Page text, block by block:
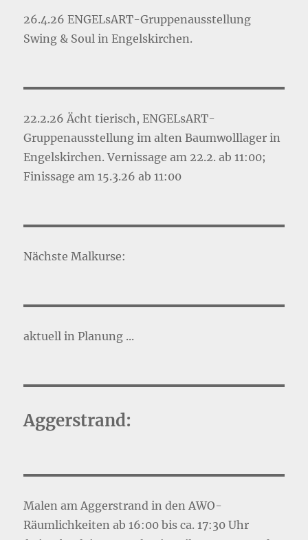
26.4.26 ENGELsART-Gruppenausstellung
Swing & Soul in Engelskirchen.
22.2.26 Ächt tierisch, ENGELsART-
Gruppenausstellung im alten Baumwolllager in
Engelskirchen. Vernissage am 22.2. ab 11:00;
Finissage am 15.3.26 ab 11:00
Nächste Malkurse:
aktuell in Planung ...
Aggerstrand:
Malen am Aggerstrand in den AWO-
Räumlichkeiten ab 16:00 bis ca. 17:30 Uhr